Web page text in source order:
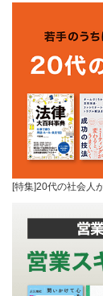
[特集]20代の社会人